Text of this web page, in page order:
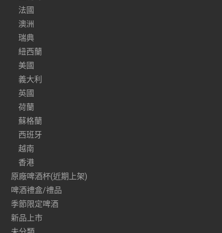
法國
澳洲
瑞典
紐西蘭
美國
義大利
英國
荷蘭
蘇格蘭
西班牙
越南
香港
原廠啤酒杯(近期上架)
啤酒禮盒/禮品
季節限定啤酒
新品上市